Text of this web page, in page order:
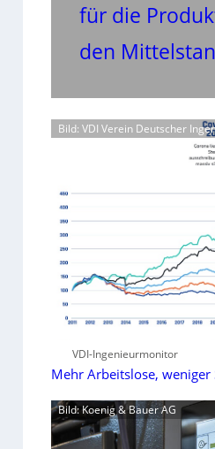
für die
den
Bild: VDI Verein Deutscher
VDI-Ingenieurmonitor
Mehr Arbeitslose, weniger
Bild: Koenig & Bauer AG